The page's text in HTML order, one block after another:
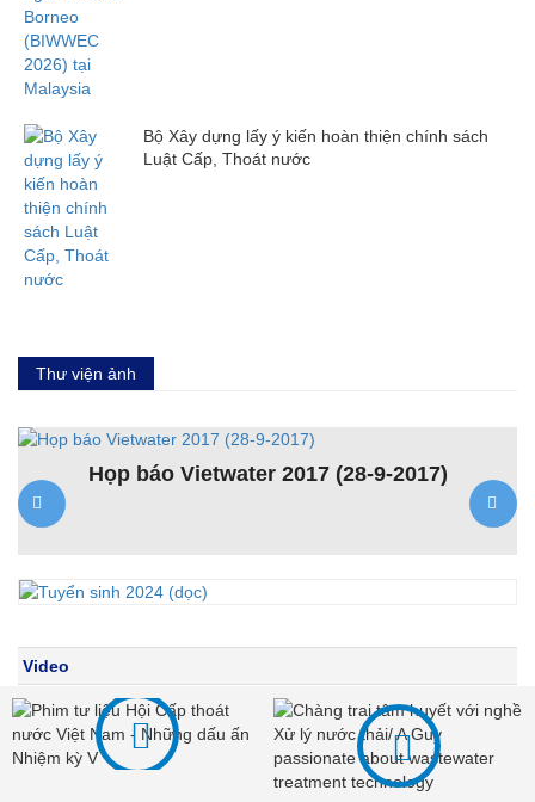
Bộ Xây dựng lấy ý kiến hoàn thiện chính sách
Luật Cấp, Thoát nước
Thư viện ảnh
Họp báo Vietwater 2017 (28-9-2017)
Video